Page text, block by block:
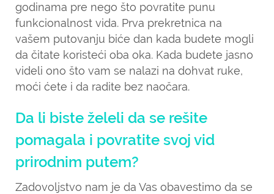
godinama pre nego što povratite punu
funkcionalnost vida. Prva prekretnica na
vašem putovanju biće dan kada budete mogli
da čitate koristeći oba oka. Kada budete jasno
videli ono što vam se nalazi na dohvat ruke,
moći ćete i da radite bez naočara.
Da li biste želeli da se rešite
pomagala i povratite svoj vid
prirodnim putem?
Zadovoljstvo nam je da Vas obavestimo da se